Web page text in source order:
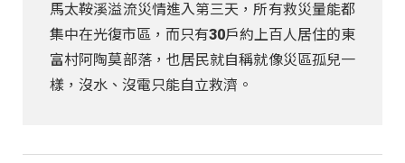
馬太鞍溪溢流災情進入第三天，所有救災量能都
集中在光復市區，而只有30戶約上百人居住的東
富村阿陶莫部落，也居民就自稱就像災區孤兒一
樣，沒水、沒電只能自立救濟。